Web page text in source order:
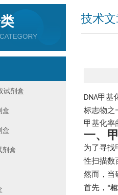
技术
DNA甲基
标志物之
甲基化率
一、
为了寻找
性扫描数
然而，当
首先， “
试剂盒
盒
盒
剂盒